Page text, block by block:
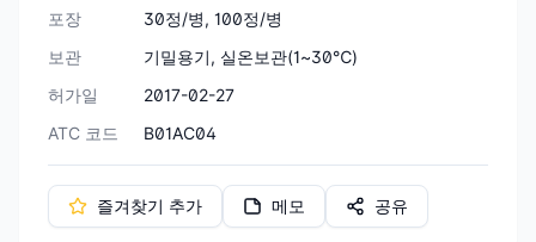
포장
30정/병, 100정/병
보관
기밀용기, 실온보관(1~30℃)
허가일
2017-02-27
ATC 코드
B01AC04
즐겨찾기 추가 메모 공유